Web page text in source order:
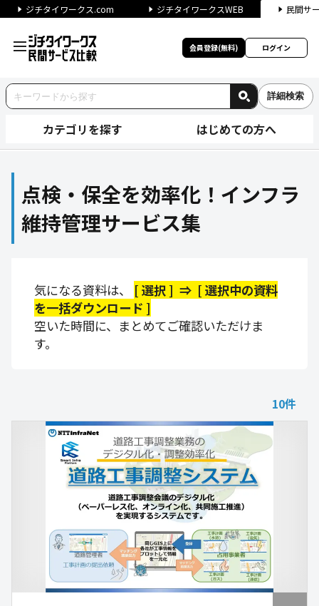
ジチタイワークス.com ジチタイワークスWEB 民間サ
会員登録(無料) ログイン
詳細検索
カテゴリを探す はじめての方へ
点検・保全を効率化！インフ
点検・保全を効率化！インフラ
維持管理サービス集
気になる資料は、
[ 選択 ] ⇒ [ 選択中の資料
を一括ダウンロード ]
空いた時間に、まとめてご確認いただけま
す。
10件